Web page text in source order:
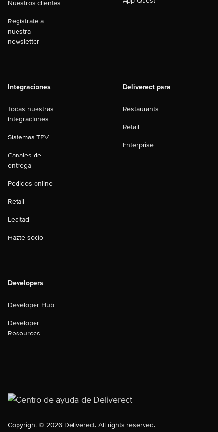
Nuestros clientes
Regístrate a
nuestra
newsletter
Integraciones
Todas nuestras
integraciones
Sistemas TPV
Canales de
entrega
Pedidos online
Retail
Lealtad
Hazte socio
Deliverect para
Restaurants
Retail
Enterprise
Developers
Developer Hub
Developer
Resources
Copyright © 2026 Deliverect. All rights reserved.